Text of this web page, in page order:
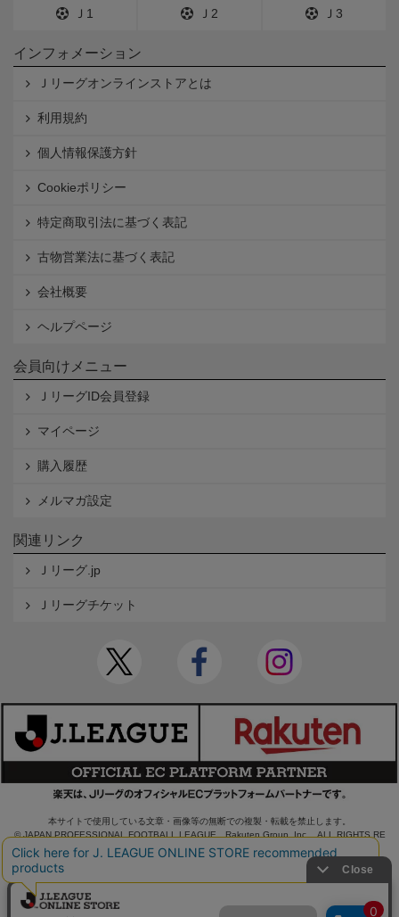
Ｊ1 Ｊ2 Ｊ3
インフォメーション
Ｊリーグオンラインストアとは
利用規約
個人情報保護方針
Cookieポリシー
特定商取引法に基づく表記
古物営業法に基づく表記
会社概要
ヘルプページ
会員向けメニュー
ＪリーグID会員登録
マイページ
購入履歴
メルマガ設定
関連リンク
Ｊリーグ.jp
Ｊリーグチケット
本サイトで使用している文章・画像等の無断での複製・転載を禁止します。
© JAPAN PROFESSIONAL FOOTBALL LEAGUE Rakuten Group, Inc. ALL RIGHTS RE
SERVED.